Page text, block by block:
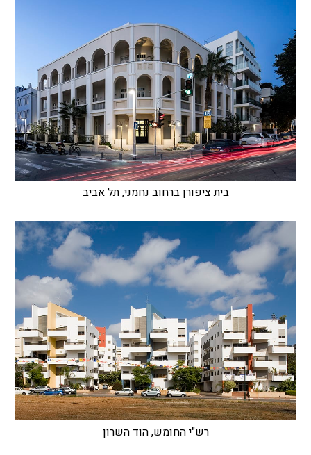
בית ציפורן ברחוב נחמני, תל אביב
רש"י החומש, הוד השרון